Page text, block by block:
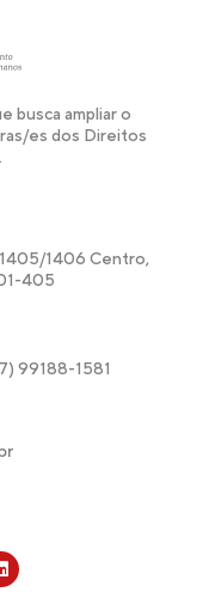
busca ampliar o
es dos Direitos
1406 Centro,
405
99188-1581